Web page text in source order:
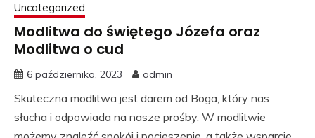
Uncategorized
Modlitwa do świętego Józefa oraz
Modlitwa o cud
6 października, 2023 admin
Skuteczna modlitwa jest darem od Boga, który nas
słucha i odpowiada na nasze prośby. W modlitwie